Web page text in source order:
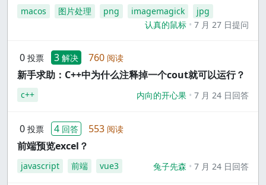
macos 图片处理 png imagemagick
jpg
认真的鼠标
7 月 27 日提问
0 投票 3 解决 760 阅读
新手求助：C++中为什么注释掉一个cout就可以运行？
c++ 内向的开心果 7 月 24 日回答
0 投票 4 回答 553 阅读
前端预览excel？
javascript 前端 vue3 兔子先森 7 月 24 日回答